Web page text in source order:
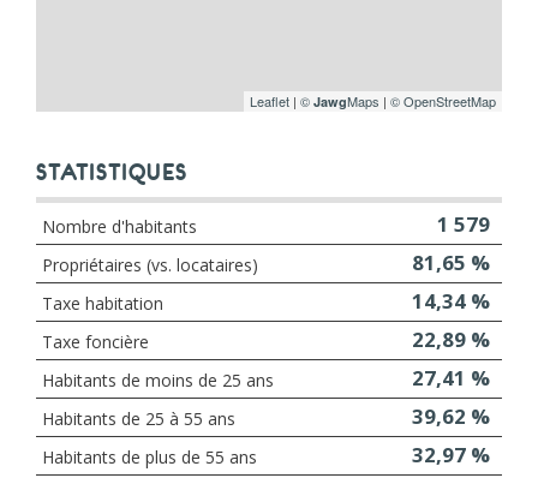
Leaflet | © JawgMaps | © OpenStreetMap
STATISTIQUES
Nombre d'habitants 1 579
Propriétaires (vs. locataires) 81,65 %
Taxe habitation 14,34 %
Taxe foncière 22,89 %
Habitants de moins de 25 ans 27,41 %
Habitants de 25 à 55 ans 39,62 %
Habitants de plus de 55 ans
32,97 %